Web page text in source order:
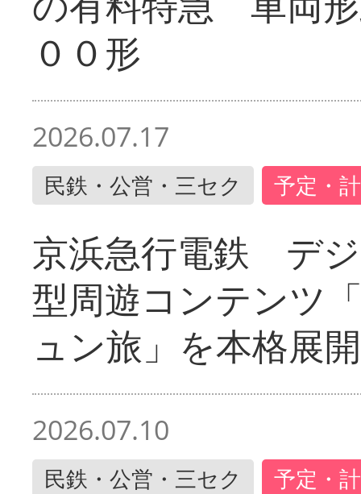
００形
2026.07.17
民鉄・公営・三セク 予定・
京浜急行電鉄 デ
型周遊コンテンツ
ュン旅」を本格展開
2026.07.10
民鉄・公営・三セク 予定・